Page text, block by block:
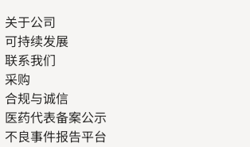
关于公司
可持续发展
联系我们
采购
合规与诚信
医药代表备案公示
不良事件报告平台